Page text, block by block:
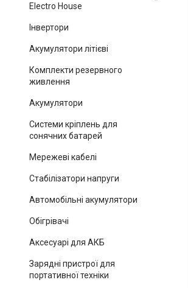
Electro House
Інвертори
Акумулятори літієві
Комплекти резервного
живлення
Акумулятори
Системи кріплень для
сонячних батарей
Мережеві кабелі
Стабілізатори напруги
Автомобільні акумулятори
Обігрівачі
Аксесуарі для АКБ
Зарядні пристрої для
портативної техніки